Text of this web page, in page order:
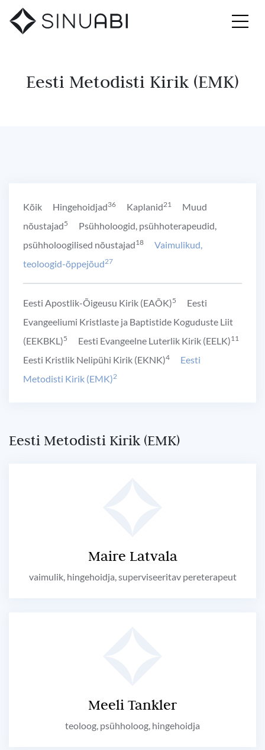
Eesti Metodisti Kirik (EMK)
Kõik Hingehoidjad36 Kaplanid21
Muud
nõustajad5
Psühholoogid, psühhoterapeudid,
psühholoogilised nõustajad18
Vaimulikud,
teoloogid-õppejõud27
Eesti Apostlik-Õigeusu Kirik (EAÕK)5
Eesti
Evangeeliumi Kristlaste ja Baptistide Koguduste Liit
(EEKBKL)5 Eesti Evangeelne Luterlik Kirik (EELK)11
Eesti Kristlik Nelipühi Kirik (EKNK)4
Eesti
Metodisti Kirik (EMK)2
Eesti Metodisti Kirik (EMK)
Maire Latvala
vaimulik, hingehoidja, superviseeritav pereterapeut
Meeli Tankler
teoloog, psühholoog, hingehoidja